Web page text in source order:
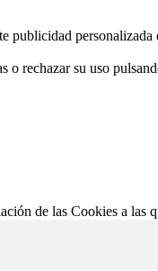
o rechazar su uso
de las Cookies a las